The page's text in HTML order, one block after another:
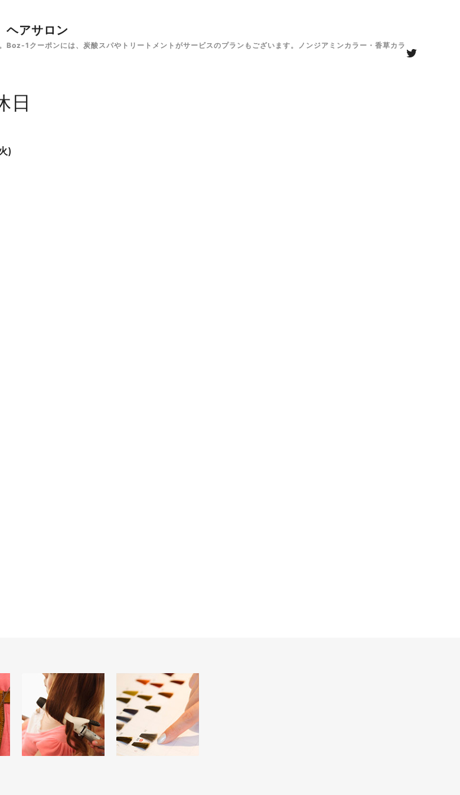
アサロン
クーポンには、炭酸スパやトリートメントがサービスのプランもございます。ノンジアミンカラー・香草カラ
日
)